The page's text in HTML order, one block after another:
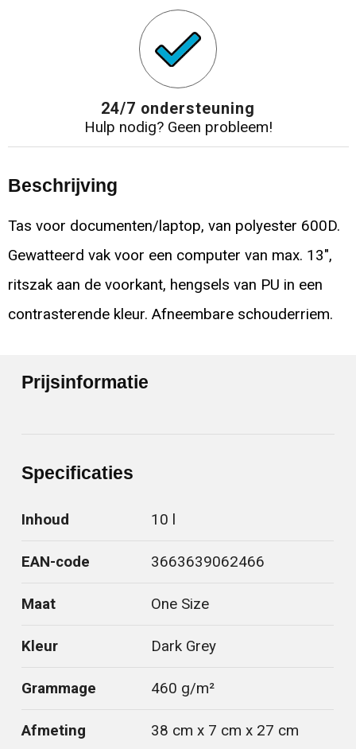
24/7 ondersteuning
Hulp nodig? Geen probleem!
Beschrijving
Tas voor documenten/laptop, van polyester 600D.
Gewatteerd vak voor een computer van max. 13",
ritszak aan de voorkant, hengsels van PU in een
contrasterende kleur. Afneembare schouderriem.
Prijsinformatie
Specificaties
Inhoud 10 l
EAN-code 3663639062466
Maat One Size
Kleur Dark Grey
Grammage 460 g/m²
Afmeting 38 cm x 7 cm x 27 cm